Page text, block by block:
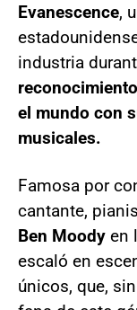
Evanescence,
industria
el mundo con
musicales.
Famosa por
cantante,
Ben Moody en
escaló en
únicos, que,